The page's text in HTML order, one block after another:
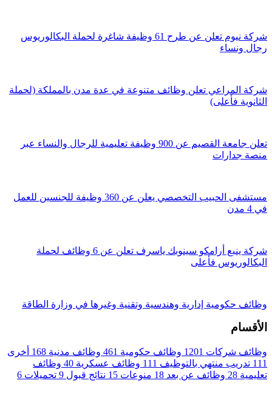
شركة نيوم تعلن عن طرح 61 وظيفة شاغرة لحملة البكالوريوس
رجال ونساء
شركة المراعي تعلن وظائف متنوعة في عدة مدن بالمملكة (لحملة
الثانوية فأعلى)
تعلن جامعة القصيم عن 900 وظيفة تعليمية للرجال والنساء عبر
منصة جدارات
مستشفى الحبيب التخصصي يعلن عن 360 وظيفة للجنسين للعمل
في 4 مدن
شركة ينبع أرامكو سينوبك ياسرف تعلن عن 6 وظائف لحملة
البكالوريوس فأعلى
وظائف حكومية إدارية وهندسية وتقنية وغيرها في وزارة الطاقة
الأقسام
وظائف شركات 1201 وظائف حكومية 461 وظائف مدنية 168 أخرى
111 تدريب منتهي بالتوظيف 111 وظائف عسكرية 40 وظائف
تعليمية 28 وظائف عن بعد 18 منوعات 15 نتائج قبول 9 تحميلات 6